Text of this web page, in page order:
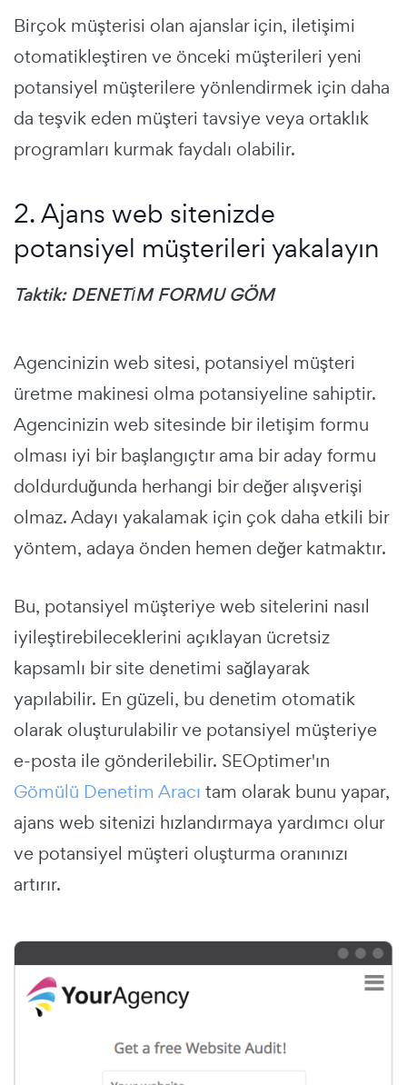
Birçok müşterisi olan ajanslar için, iletişimi
otomatikleştiren ve önceki müşterileri yeni
potansiyel müşterilere yönlendirmek için daha
da teşvik eden müşteri tavsiye veya ortaklık
programları kurmak faydalı olabilir.
2. Ajans web sitenizde
potansiyel müşterileri yakalayın
Taktik: DENETİM FORMU GÖM
Agencinizin web sitesi, potansiyel müşteri
üretme makinesi olma potansiyeline sahiptir.
Agencinizin web sitesinde bir iletişim formu
olması iyi bir başlangıçtır ama bir aday formu
doldurduğunda herhangi bir değer alışverişi
olmaz. Adayı yakalamak için çok daha etkili bir
yöntem, adaya önden hemen değer katmaktır.
Bu, potansiyel müşteriye web sitelerini nasıl
iyileştirebileceklerini açıklayan ücretsiz
kapsamlı bir site denetimi sağlayarak
yapılabilir. En güzeli, bu denetim otomatik
olarak oluşturulabilir ve potansiyel müşteriye
e-posta ile gönderilebilir. SEOptimer'ın
Gömülü Denetim Aracı tam olarak bunu yapar,
ajans web sitenizi hızlandırmaya yardımcı olur
ve potansiyel müşteri oluşturma oranınızı
artırır.